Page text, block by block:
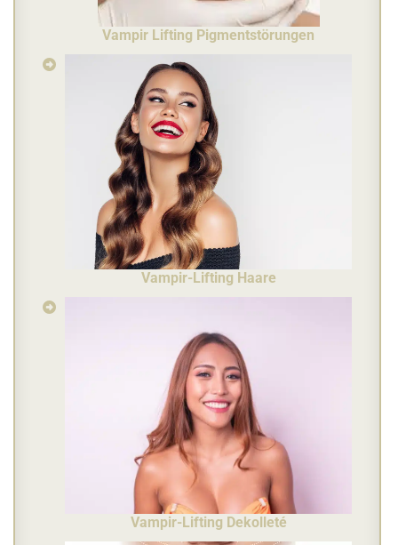
Vampir Lifting Pigmentstörungen
Vampir-Lifting Haare
Vampir-Lifting Dekolleté